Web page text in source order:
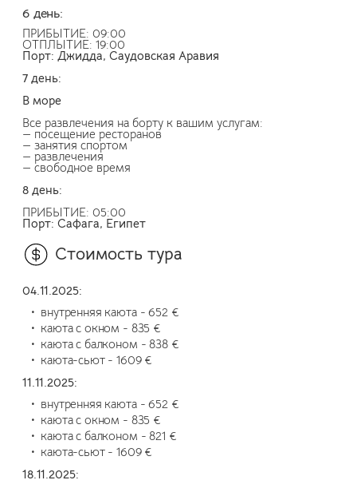
6 день:
ПРИБЫТИЕ: 09:00
ОТПЛЫТИЕ: 19:00
Порт: Джидда, Саудовская Аравия
7 день:
В море
Все развлечения на борту к вашим услугам:
— посещение ресторанов
— занятия спортом
— развлечения
— свободное время
8 день:
ПРИБЫТИЕ: 05:00
Порт: Сафага, Египет
Стоимость тура
04.11.2025:
внутренняя каюта - 652 €
каюта с окном - 835 €
каюта с балконом - 838 €
каюта-сьют - 1609 €
11.11.2025:
внутренняя каюта - 652 €
каюта с окном - 835 €
каюта с балконом - 821 €
каюта-сьют - 1609 €
18.11.2025: